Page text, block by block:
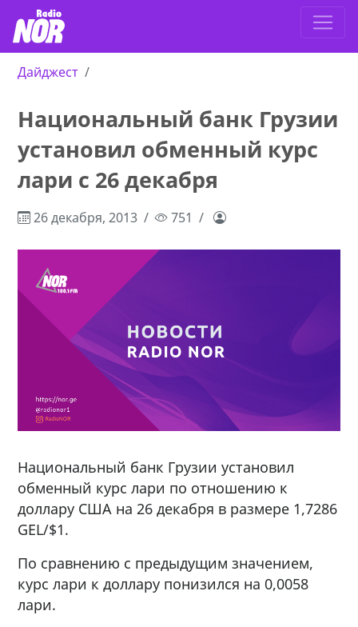
Дайджест
Национальный банк Грузии
установил обменный курс
лари с 26 декабря
26 декабря, 2013 751
Национальный банк Грузии установил
обменный курс лари по отношению к
доллару США на 26 декабря в размере 1,7286
GEL/$1.
По сравнению с предыдущим значением,
курс лари к доллару понизился на 0,0058
лари.